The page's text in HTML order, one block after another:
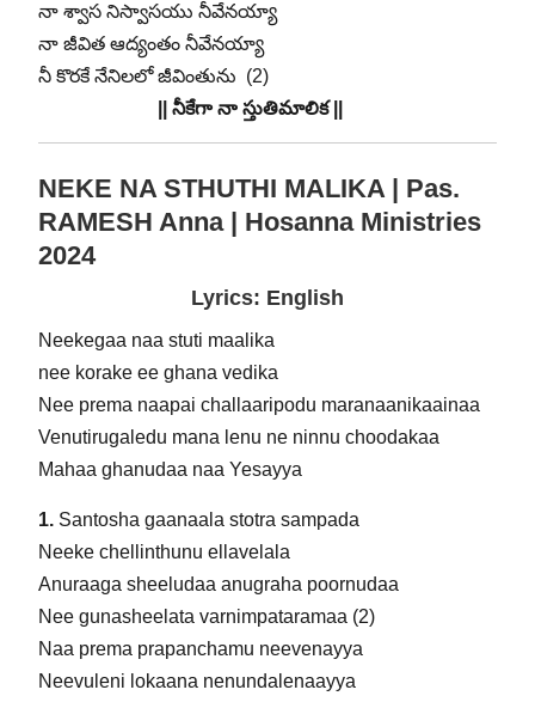
నా శ్వాస నిస్వాసయు నీవేనయ్యా
నా జీవిత ఆద్యంతం నీవేనయ్యా
నీ కొరకే నేనిలలో జీవింతును (2)
|| నీకేగా నా స్తుతిమాలిక ||
NEKE NA STHUTHI MALIKA | Pas.
RAMESH Anna | Hosanna Ministries
2024
Lyrics: English
Neekegaa naa stuti maalika
nee korake ee ghana vedika
Nee prema naapai challaaripodu maranaanikaainaa
Venutirugaledu mana lenu ne ninnu choodakaa
Mahaa ghanudaa naa Yesayya
1.Santosha gaanaala stotra sampada
Neeke chellinthunu ellavelala
Anuraaga sheeludaa anugraha poornudaa
Nee gunasheelata varnimpataramaa (2)
Naa prema prapanchamu neevenayya
Neevuleni lokaana nenundalenaayya